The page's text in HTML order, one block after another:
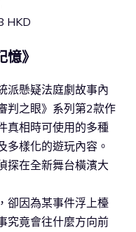
HKD
》
派懸疑法庭劇故事內
判之眼》系列第2款作
真相時可使用的多種
多樣化的遊玩內容。
探在全新舞台橫濱大
卻因為某事件浮上檯
究竟會往什麼方向前